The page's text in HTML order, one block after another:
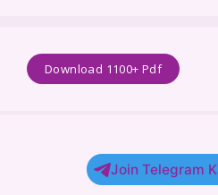
Download 1100+ Pdf
Join Telegram